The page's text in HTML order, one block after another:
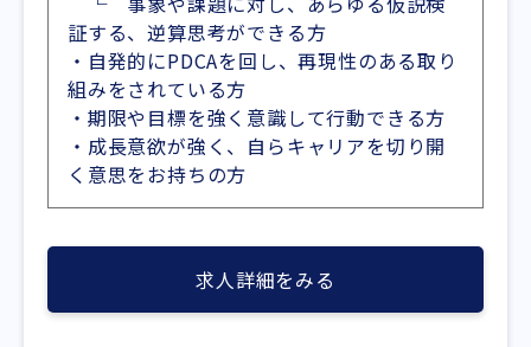
証する、逆算思考ができる方
・自発的にPDCAを回し、再現性のある取り
組みをされている方
・期限や目標を強く意識して行動できる方
・成長意欲が強く、自らキャリアを切り開
く意思をお持ちの方
求人詳細をみる